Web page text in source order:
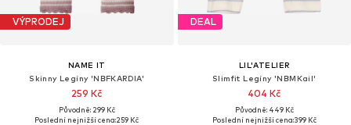
VÝPRODEJ
NAME IT
Skinny Legíny 'NBFKARDIA'
259 Kč
Původně: 299 Kč
Poslední nejnižší cena:259 Kč
DEAL
LIL'ATELIER
Slimfit Legíny 'NBMKail'
404 Kč
Původně: 449 Kč
Poslední nejnižší cena:399 Kč